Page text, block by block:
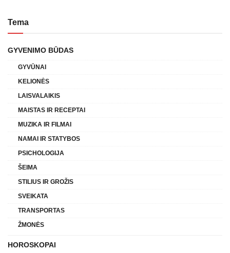
Tema
GYVENIMO BŪDAS
GYVŪNAI
KELIONĖS
LAISVALAIKIS
MAISTAS IR RECEPTAI
MUZIKA IR FILMAI
NAMAI IR STATYBOS
PSICHOLOGIJA
ŠEIMA
STILIUS IR GROŽIS
SVEIKATA
TRANSPORTAS
ŽMONĖS
HOROSKOPAI